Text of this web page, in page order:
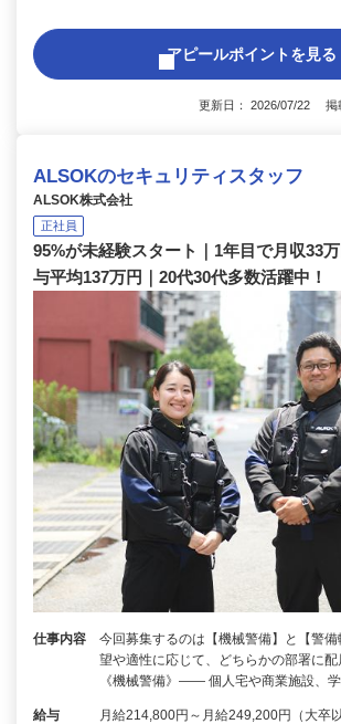
アピールポイントを見る
更新日： 2026/07/22 掲
ALSOKのセキュリティスタッフ
ALSOK株式会社
正社員
95%が未経験スタート｜1年目で月収33
与平均137万円｜20代30代多数活躍中！
仕事内容
今回募集するのは【機械警備】と【警
望や適性に応じて、どちらかの部署に
《機械警備》―― 個人宅や商業施設、
給与
月給214,800円～月給249,200円（大卒